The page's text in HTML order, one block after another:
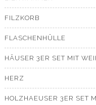
FILZKORB
FLASCHENHÜLLE
HÄUSER 3ER SET MIT
HERZ
HOLZHAEUSER 3ER SET